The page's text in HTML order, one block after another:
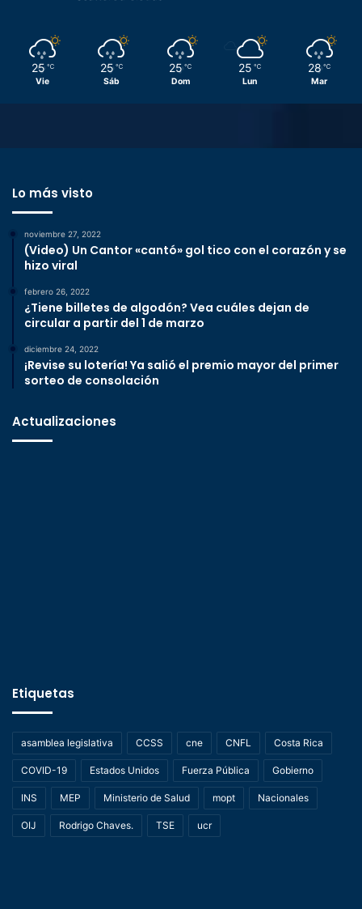
25 ℃
Vie
25 ℃
Sáb
25 ℃
Dom
25 ℃
Lun
28 ℃
Mar
Lo más visto
noviembre 27, 2022
(Video) Un Cantor «cantó» gol tico con el corazón y se
hizo viral
febrero 26, 2022
¿Tiene billetes de algodón? Vea cuáles dejan de
circular a partir del 1 de marzo
diciembre 24, 2022
¡Revise su lotería! Ya salió el premio mayor del primer
sorteo de consolación
Actualizaciones
Etiquetas
asamblea legislativa CCSS cne CNFL Costa Rica
COVID-19 Estados Unidos Fuerza Pública Gobierno
INS MEP Ministerio de Salud mopt Nacionales
OIJ Rodrigo Chaves. TSE ucr